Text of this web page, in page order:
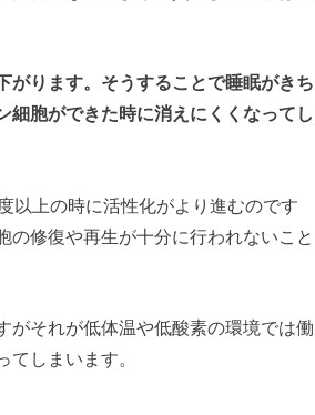
がります。そうすることで睡眠がきち
細胞ができた時に消えにくくなってし
以上の時に活性化がより進むのです
の修復や再生が十分に行われないこと
がそれが低体温や低酸素の環境では働
しまいます。